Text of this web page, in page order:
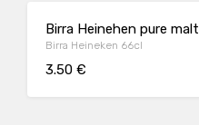
Birra Heinehen pure
Birra Heineken 66cl
3.50 €